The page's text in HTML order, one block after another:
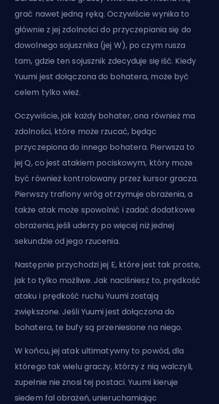
grać nawet jedną ręką. Oczywiście wynika to
głównie z jej zdolności do przyczepiania się do
dowolnego sojusznika (jej W), po czym rusza
tam, gdzie ten sojusznik zdecyduje się iść. Kiedy
Yuumi jest dołączona do bohatera, może być
celem tylko wież.
Oczywiście, jak każdy bohater, ona również ma
zdolności, które może rzucać, będąc
przyczepiona do innego bohatera. Pierwsza to
jej Q, co jest atakiem pociskowym, który może
być również kontrolowany przez kursor gracza.
Pierwszy trafiony wróg otrzymuje obrażenia, a
także atak może spowolnić i zadać dodatkowe
obrażenia, jeśli uderzy po więcej niż jednej
sekundzie od jego rzucenia.
Następnie przychodzi jej E, które jest tak proste,
jak to tylko możliwe. Jak naciśniesz to, prędkość
ataku i prędkość ruchu Yuumi zostają
zwiększone. Jeśli Yuumi jest dołączona do
bohatera, te bufy są przeniesione na niego.
W końcu, jej atak ultimatywny to powód, dla
którego tak wielu graczy, którzy z nią walczyli,
zupełnie nie znosi tej postaci. Yuumi kieruje
siedem fal obrażeń, unieruchamiając